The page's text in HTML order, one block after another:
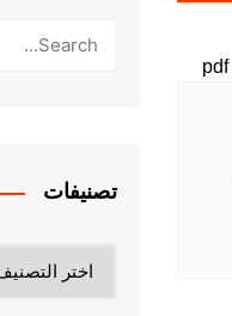
تصنيفات